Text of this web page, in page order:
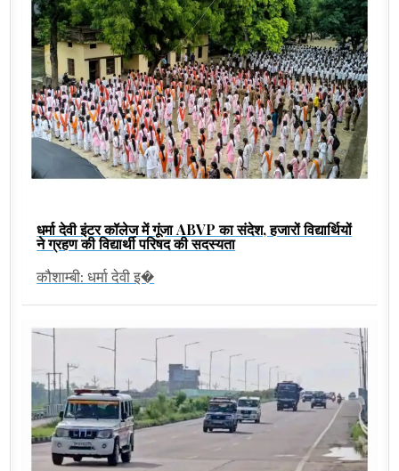
धर्मा देवी इंटर कॉलेज में गूंजा ABVP का संदेश, हजारों विद्यार्थियों
ने ग्रहण की विद्यार्थी परिषद की सदस्यता
कौशाम्बी: धर्मा देवी इ�